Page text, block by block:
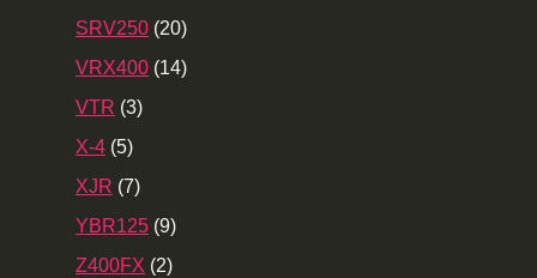
SRV250 (20)
VRX400 (14)
VTR (3)
X-4 (5)
XJR (7)
YBR125 (9)
Z400FX (2)